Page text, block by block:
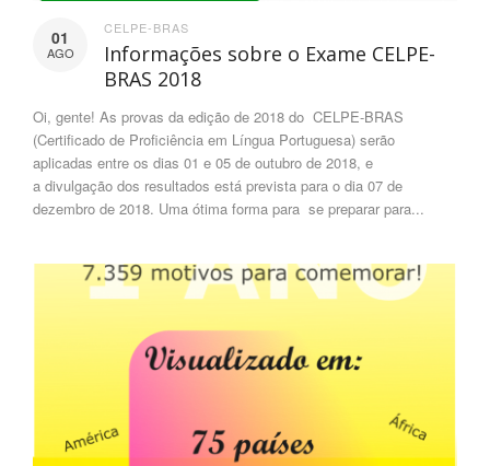
01
AGO
CELPE-BRAS
Informações sobre o Exame CELPE-
BRAS 2018
Oi, gente! As provas da edição de 2018 do CELPE-BRAS
(Certificado de Proficiência em Língua Portuguesa) serão
aplicadas entre os dias 01 e 05 de outubro de 2018, e
a divulgação dos resultados está prevista para o dia 07 de
dezembro de 2018. Uma ótima forma para se preparar para...